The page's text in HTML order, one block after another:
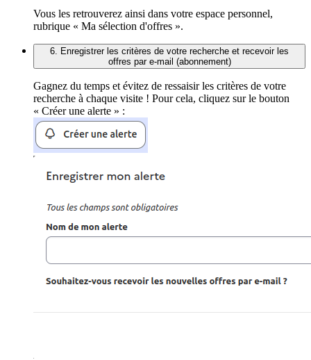
Vous les retrouverez ainsi dans votre espace personnel,
rubrique « Ma sélection d'offres ».
6. Enregistrer les critères de votre recherche et recevoir les
offres par e-mail (abonnement)
Gagnez du temps et évitez de ressaisir les critères de votre
recherche à chaque visite ! Pour cela, cliquez sur le bouton
« Créer une alerte » :